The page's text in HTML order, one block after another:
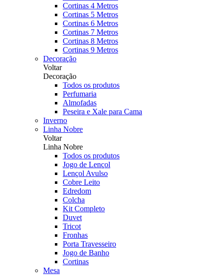
Cortinas 4 Metros
Cortinas 5 Metros
Cortinas 6 Metros
Cortinas 7 Metros
Cortinas 8 Metros
Cortinas 9 Metros
Decoração
Voltar
Decoração
Todos os produtos
Perfumaria
Almofadas
Peseira e Xale para Cama
Inverno
Linha Nobre
Voltar
Linha Nobre
Todos os produtos
Jogo de Lençol
Lençol Avulso
Cobre Leito
Edredom
Colcha
Kit Completo
Duvet
Tricot
Fronhas
Porta Travesseiro
Jogo de Banho
Cortinas
Mesa